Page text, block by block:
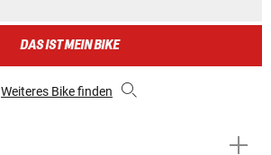
DAS IST MEIN BIKE
Weiteres Bike finden